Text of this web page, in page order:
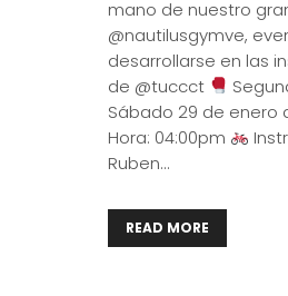
mano de nuestro
@nautilusgymve,
desarrollarse en las
de @tuccct
Sábado 29 de enero
Hora: 04:00pm
Ruben...
READ MORE